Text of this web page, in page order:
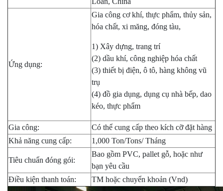
Ứng dụng:
Gia công cơ khí, thực phẩm, thủy sản,
hóa chất, xi măng, đóng tàu,
1) Xây dựng, trang trí
(2) dầu khí, công nghiệp hóa chất
(3) thiết bị điện, ô tô, hàng không vũ
trụ
(4) đồ gia dụng, dụng cụ nhà bếp, dao
kéo, thực phẩm
Gia công:
Có thể cung cấp theo kích cỡ đặt hàng
Khả năng cung cấp:
1,000 Ton/Tons/ Tháng
Tiêu chuẩn đóng gói:
Bao gồm PVC, pallet gỗ, hoặc như
bạn yêu cầu
Điều kiện thanh toán:
TM hoặc chuyển khoản (Vnd)